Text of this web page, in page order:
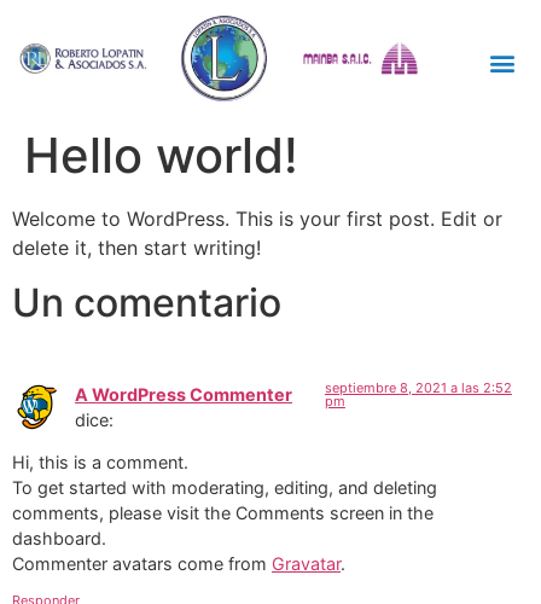
Hello world!
Welcome to WordPress. This is your first post. Edit or
delete it, then start writing!
Un comentario
A WordPress Commenter
dice:
septiembre 8, 2021 a las 2:52
pm
Hi, this is a comment.
To get started with moderating, editing, and deleting
comments, please visit the Comments screen in the
dashboard.
Commenter avatars come from Gravatar.
Responder